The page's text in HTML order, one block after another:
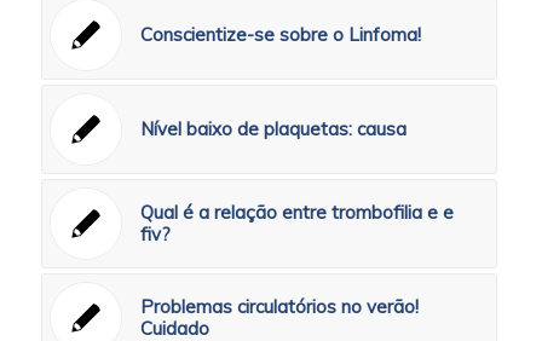
Conscientize-se sobre o Linfoma!
Nível baixo de plaquetas: causa
Qual é a relação entre trombofilia e e
fiv?
Problemas circulatórios no verão!
Cuidado